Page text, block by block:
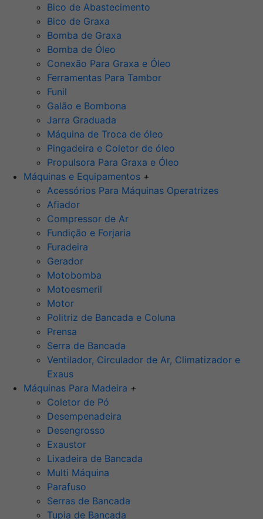
Bico de Abastecimento
Bico de Graxa
Bomba de Graxa
Bomba de Óleo
Conexão Para Graxa e Óleo
Ferramentas Para Tambor
Funil
Galão e Bombona
Jarra Graduada
Máquina de Troca de óleo
Pingadeira e Coletor de óleo
Propulsora Para Graxa e Óleo
Máquinas e Equipamentos +
Acessórios Para Máquinas Operatrizes
Afiador
Compressor de Ar
Fundição e Forjaria
Furadeira
Gerador
Motobomba
Motoesmeril
Motor
Politriz de Bancada e Coluna
Prensa
Serra de Bancada
Ventilador, Circulador de Ar, Climatizador e
Exaus
Máquinas Para Madeira +
Coletor de Pó
Desempenadeira
Desengrosso
Exaustor
Lixadeira de Bancada
Multi Máquina
Parafuso
Serras de Bancada
Tupia de Bancada